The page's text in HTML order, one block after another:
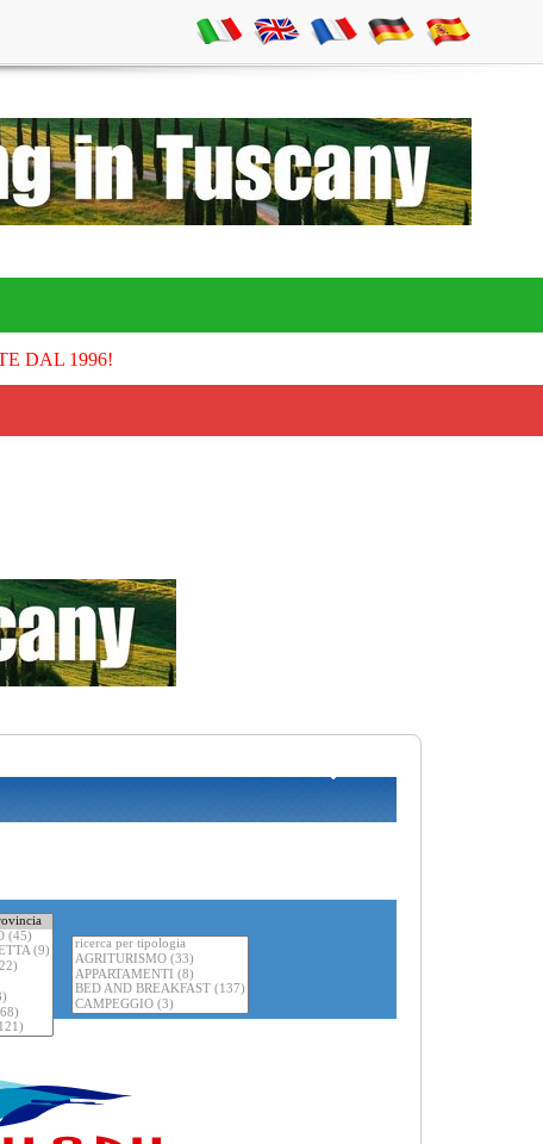
DAL 1996!